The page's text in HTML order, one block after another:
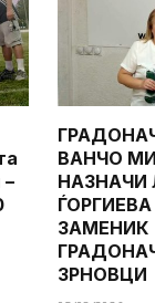
–
ВАНЧО
НАЗНАЧИ
ЗАМЕНИК
ЗРНОВЦИ